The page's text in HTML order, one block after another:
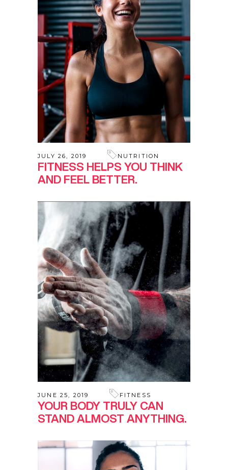
JULY 26, 2019 NUTRITION
FITNESS HELPS YOU THINK
AND FEEL BETTER.
JUNE 25, 2019 FITNESS
YOUR BODY TRULY CAN
STAND ALMOST ANYTHING.